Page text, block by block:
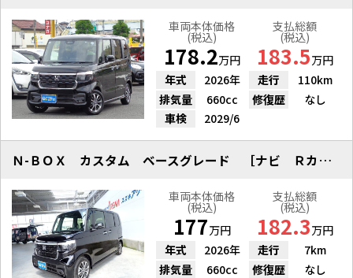
車両本体価格
(税込)
178.2万円
支払総額
(税込)
183.5万円
年式
2026年 走行
110km
排気量
660cc 修復歴
なし
車検
2029/6
Ｎ-ＢＯＸ カスタム ベースグレード ［ナビ Ｒカメラ ＥＴＣ］
車両本体価格
(税込)
177万円
支払総額
(税込)
182.3万円
年式
2026年 走行
7km
排気量
660cc 修復歴
なし